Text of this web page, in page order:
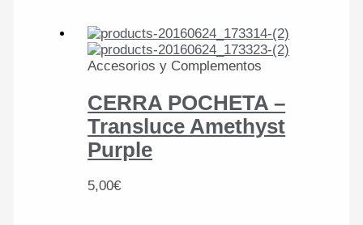
Accesorios y Complementos
CERRA POCHETA –
Transluce Amethyst
Purple
5,00€